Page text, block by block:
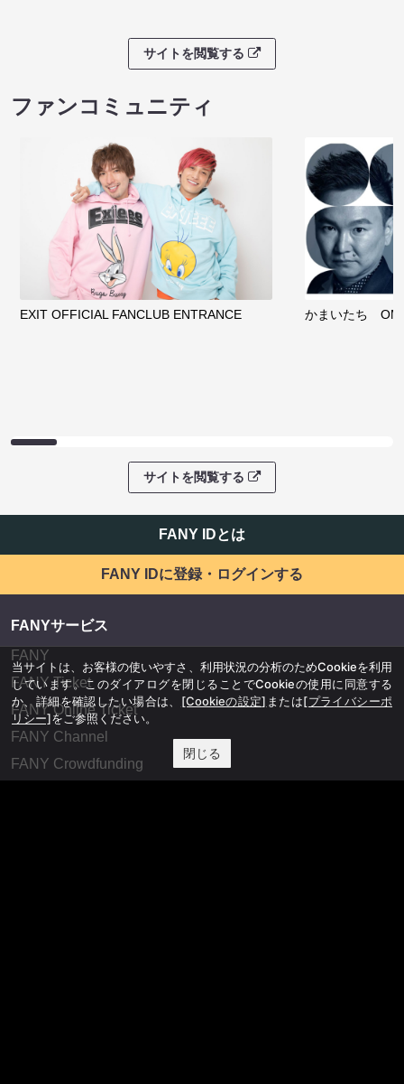
サイトを閲覧する
ファンコミュニティ
EXIT OFFICIAL FANCLUB ENTRANCE かまいたち
サイトを閲覧する
FANY IDとは
FANY IDに登録・ログインする
FANYサービス
FANY
FANY Ticket
FANY Online Ticket
FANY Channel
FANY Crowdfunding
当サイトは、お客様の使いやすさ、利用状況の分析のためCookieを利用
しています。このダイアログを閉じることでCookieの使用に同意する
か、詳細を確認したい場合は、 [Cookieの設定] または[プライバシーポ
リシー]をご参照ください。
閉じる